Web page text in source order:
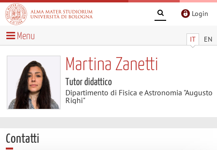
Login
IT EN
Menu
Martina Zanetti
Tutor didattico
Dipartimento di Fisica e Astronomia "Augusto
Righi"
Contatti